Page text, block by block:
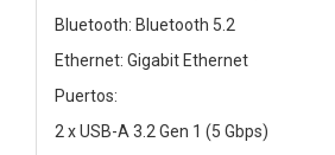
Bluetooth: Bluetooth 5.2
Ethernet: Gigabit Ethernet
Puertos:
2 x USB-A 3.2 Gen 1 (5 Gbps)